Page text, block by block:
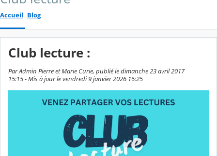
Accueil Blog
Club lecture :
Par Admin Pierre et Marie Curie, publié le dimanche 23 avril 2017
15:15 - Mis à jour le vendredi 9 janvier 2026 16:25